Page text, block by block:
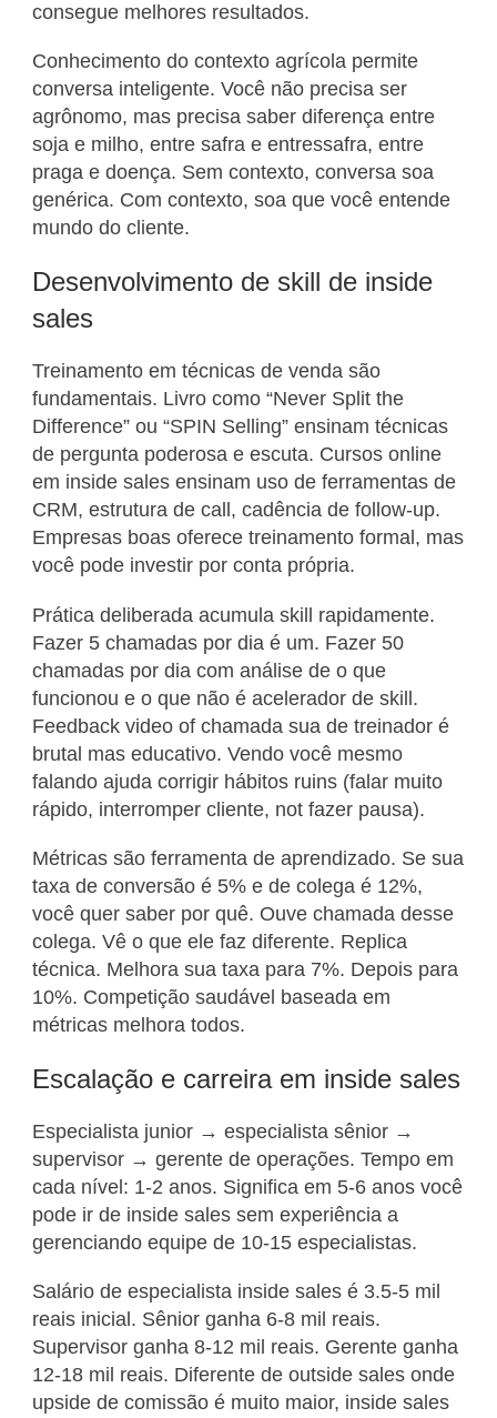
consegue melhores resultados.
Conhecimento do contexto agrícola permite
conversa inteligente. Você não precisa ser
agrônomo, mas precisa saber diferença entre
soja e milho, entre safra e entressafra, entre
praga e doença. Sem contexto, conversa soa
genérica. Com contexto, soa que você entende
mundo do cliente.
Desenvolvimento de skill de inside
sales
Treinamento em técnicas de venda são
fundamentais. Livro como “Never Split the
Difference” ou “SPIN Selling” ensinam técnicas
de pergunta poderosa e escuta. Cursos online
em inside sales ensinam uso de ferramentas de
CRM, estrutura de call, cadência de follow-up.
Empresas boas oferece treinamento formal, mas
você pode investir por conta própria.
Prática deliberada acumula skill rapidamente.
Fazer 5 chamadas por dia é um. Fazer 50
chamadas por dia com análise de o que
funcionou e o que não é acelerador de skill.
Feedback video of chamada sua de treinador é
brutal mas educativo. Vendo você mesmo
falando ajuda corrigir hábitos ruins (falar muito
rápido, interromper cliente, not fazer pausa).
Métricas são ferramenta de aprendizado. Se sua
taxa de conversão é 5% e de colega é 12%,
você quer saber por quê. Ouve chamada desse
colega. Vê o que ele faz diferente. Replica
técnica. Melhora sua taxa para 7%. Depois para
10%. Competição saudável baseada em
métricas melhora todos.
Escalação e carreira em inside sales
Especialista junior → especialista sênior →
supervisor → gerente de operações. Tempo em
cada nível: 1-2 anos. Significa em 5-6 anos você
pode ir de inside sales sem experiência a
gerenciando equipe de 10-15 especialistas.
Salário de especialista inside sales é 3.5-5 mil
reais inicial. Sênior ganha 6-8 mil reais.
Supervisor ganha 8-12 mil reais. Gerente ganha
12-18 mil reais. Diferente de outside sales onde
upside de comissão é muito maior, inside sales